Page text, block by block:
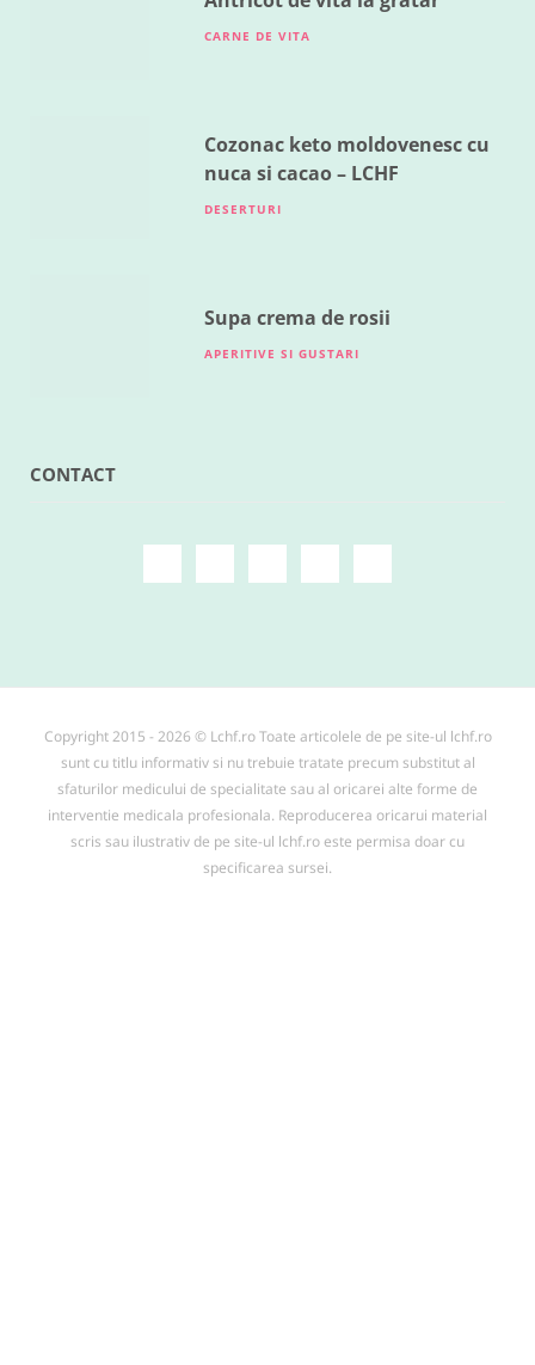
CARNE DE VITA
Cozonac keto moldovenesc cu
nuca si cacao – LCHF
DESERTURI
Supa crema de rosii
APERITIVE SI GUSTARI
CONTACT
Copyright 2015 - 2026 © Lchf.ro Toate articolele de pe site-ul lchf.ro
sunt cu titlu informativ si nu trebuie tratate precum substitut al
sfaturilor medicului de specialitate sau al oricarei alte forme de
interventie medicala profesionala. Reproducerea oricarui material
scris sau ilustrativ de pe site-ul lchf.ro este permisa doar cu
specificarea sursei.